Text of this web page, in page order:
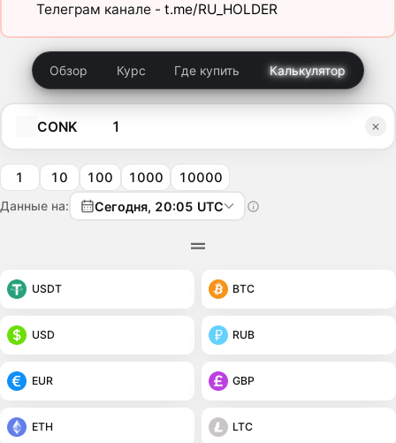
Телеграм канале - t.me/RU_HOLDER
Обзор Курс Где купить Калькулятор
CONK
1 10 100 1000 10000
Данные на: Сегодня, 20:05 UTC
USDT BTC
USD RUB
EUR GBP
ETH LTC